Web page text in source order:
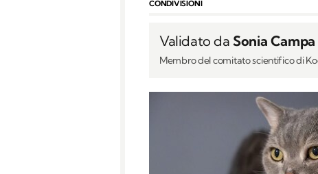
CONDIVISIONI
Validato daSonia Campa
Membro del comitato scientifico di